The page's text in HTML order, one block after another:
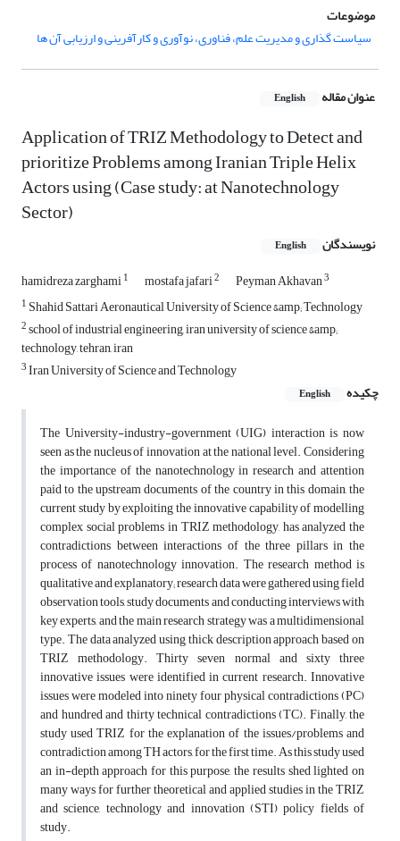
موضوعات
سیاست گذاری و مدیریت علم، فناوری، نوآوری و کارآفرینی و ارزیابی آن ها
عنوان مقاله English
Application of TRIZ Methodology to Detect and
prioritize Problems among Iranian Triple Helix
Actors using (Case study: at Nanotechnology
Sector)
نویسندگان English
hamidreza zarghami1 mostafa jafari2 Peyman Akhavan3
1 Shahid Sattari Aeronautical University of Science &amp; Technology
2school of industrial engineering, iran university of science &amp;
technology, tehran, iran
3Iran University of Science and Technology
چکیده
English
The University-industry-government (UIG) interaction is now
seen as the nucleus of innovation at the national level. Considering
the importance of the nanotechnology in research and attention
paid to the upstream documents of the country in this domain, the
current study by exploiting the innovative capability of modelling
complex social problems in TRIZ methodology, has analyzed the
contradictions between interactions of the three pillars in the
process of nanotechnology innovation. The research method is
qualitative and explanatory; research data were gathered using field
observation tools, study documents and conducting interviews with
key experts, and the main research strategy was a multidimensional
type. The data analyzed using thick description approach based on
TRIZ methodology. Thirty seven normal and sixty three
innovative issues were identified in current research. Innovative
issues were modeled into ninety four physical contradictions (PC)
and hundred and thirty technical contradictions (TC). Finally, the
study used TRIZ for the explanation of the issues/problems and
contradiction among TH actors, for the first time. As this study used
an in-depth approach for this purpose, the results shed lighted on
many ways for further theoretical and applied studies in the TRIZ
and science, technology and innovation (STI) policy fields of
study.